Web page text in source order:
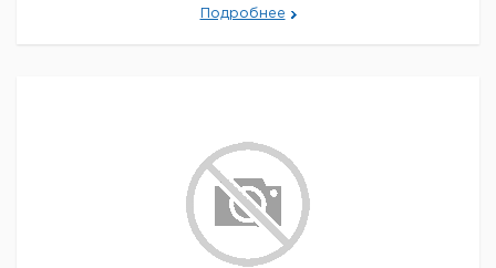
Подробнее